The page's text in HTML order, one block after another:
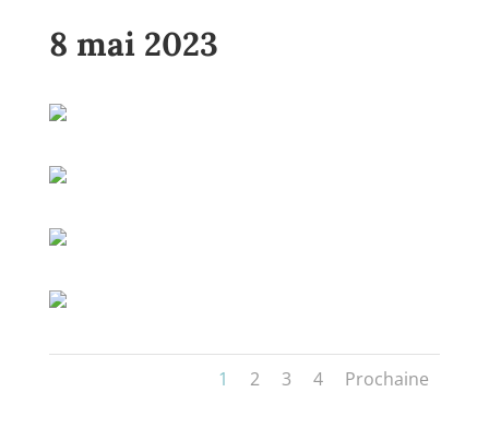
8 mai 2023
1 2 3 4 Prochaine